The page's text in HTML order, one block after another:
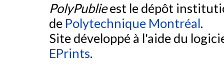
PolyPublieest le dépôt
de Polytechnique Montréal.
Site développé à l'aide du
EPrints.